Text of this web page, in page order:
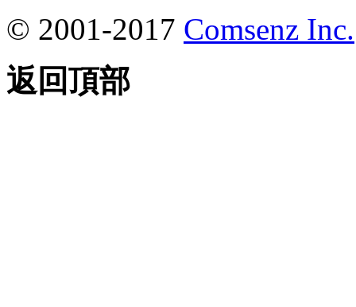
© 2001-2017 Comsenz Inc.
返回頂部